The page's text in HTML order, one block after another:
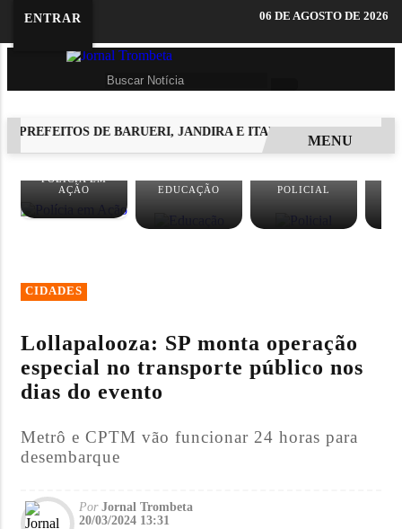
ENTRAR 06 DE AGOSTO DE 2026
DE BARUERI, JANDIRA E ITAPEVI ANUNCIAM
MENU
POLÍCIA EM
AÇÃO
EDUCAÇÃO POLICIAL
CIDADES
Lollapalooza: SP monta operação
especial no transporte público nos
dias do evento
Metrô e CPTM vão funcionar 24 horas para
desembarque
PorJornal Trombeta
20/03/2024 13:31